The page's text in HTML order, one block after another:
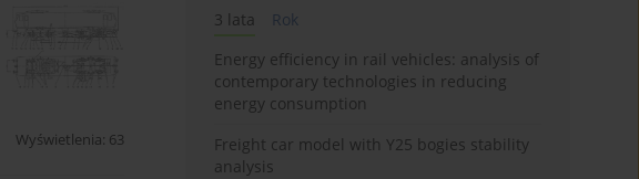
Wyświetlenia: 63
3 lata
Rok
Energy efficiency in rail vehicles: analysis of
contemporary technologies in reducing
energy consumption
Freight car model with Y25 bogies stability
analysis